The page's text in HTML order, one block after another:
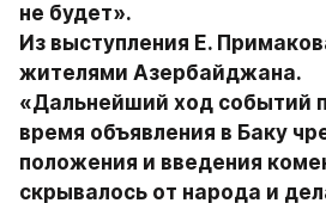
не будет».
Из выступления Е.
жителями Азербайджана.
«Дальнейший ход событий
время объявления в Баку
положения и введения
скрывалось от народа и